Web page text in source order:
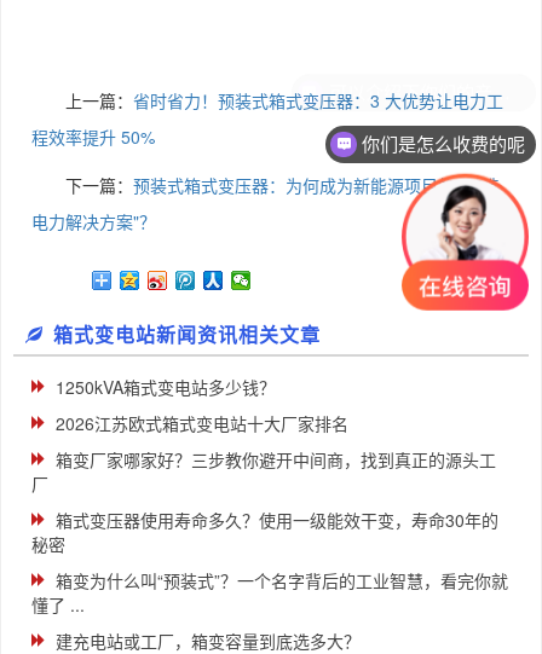
上一篇： 省时省力！预装式箱式变压器：3 大优势让电力工
程效率提升 50%
下一篇： 预装式箱式变压器：为何成为新能源项目的 "首选
电力解决方案"？
箱式变电站新闻资讯相关文章
1250kVA箱式变电站多少钱？
2026江苏欧式箱式变电站十大厂家排名
箱变厂家哪家好？三步教你避开中间商，找到真正的源头工
厂
箱式变压器使用寿命多久？使用一级能效干变，寿命30年的
秘密
箱变为什么叫“预装式”？一个名字背后的工业智慧，看完你就
懂了 ...
建充电站或工厂，箱变容量到底选多大？
你们是怎么收费的呢